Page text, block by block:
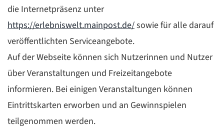
die Internetpräsenz unter
https://erlebniswelt.mainpost.de/sowie für alle darauf
veröffentlichten Serviceangebote.
Auf der Webseite können sich Nutzerinnen und Nutzer
über Veranstaltungen und Freizeitangebote
informieren. Bei einigen Veranstaltungen können
Eintrittskarten erworben und an Gewinnspielen
teilgenommen werden.